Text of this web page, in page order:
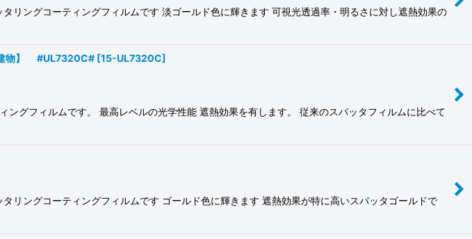
リングコーティングフィルムです 淡ゴールド色に輝きます 可視光透過率・明るさに対し遮熱効果の
物】 #UL7320C# [15-UL7320C]
グフィルムです。 最高レベルの光学性能 遮熱効果を有します。 従来のスパッタフィルムに比べて
リングコーティングフィルムです ゴールド色に輝きます 遮熱効果が特に高いスパッタゴールドで